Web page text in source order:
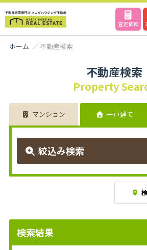
査定依頼
ホーム 不動産検索
不動産検索
Property
マンション 一戸建て
絞込み検索
検索結果